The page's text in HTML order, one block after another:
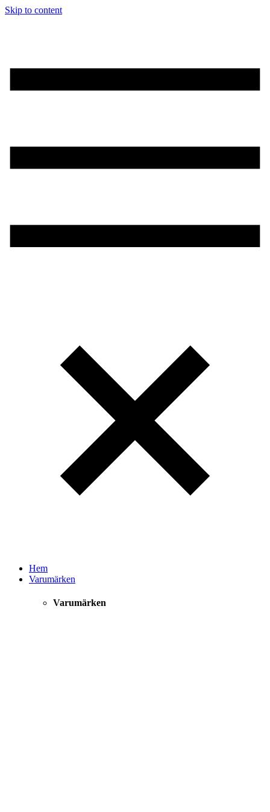
Skip to content
Hem
Varumärken
Varumärken